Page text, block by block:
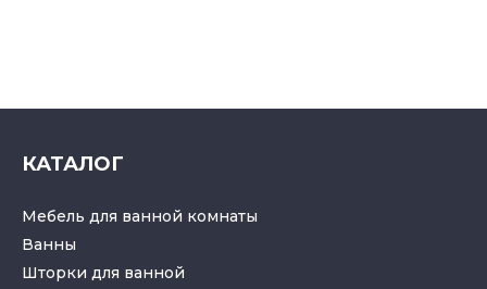
КАТАЛОГ
Мебель для ванной комнаты
Ванны
Шторки для ванной